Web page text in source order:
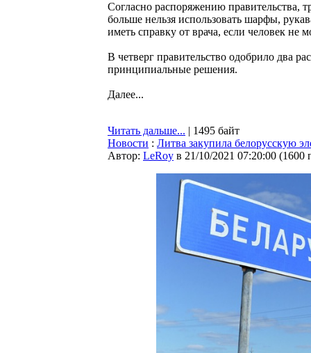
Согласно распоряжению правительства,
больше нельзя использовать шарфы,
иметь справку от врача, если человек не
В четверг правительство одобрило два
принципиальные решения.
Далее...
Читать дальше... | 1495 байт
Новости : Литва закупила белорусскую
Автор: LeRoy в 21/10/2021 07:20:00 (1600